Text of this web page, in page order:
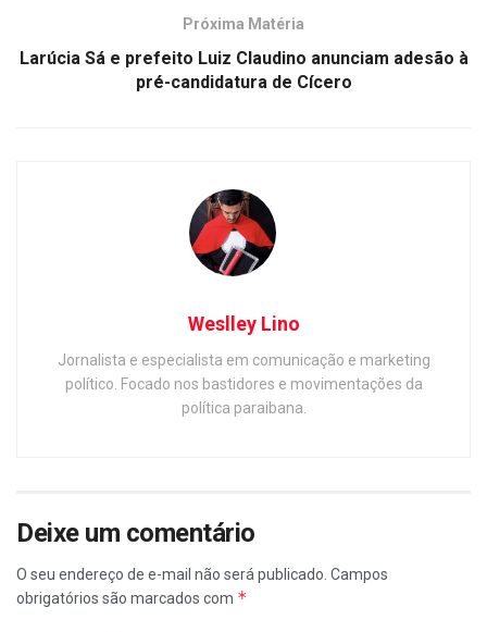
Próxima Matéria
Larúcia Sá e prefeito Luiz Claudino anunciam adesão à
pré-candidatura de Cícero
Weslley Lino
Jornalista e especialista em comunicação e marketing
político. Focado nos bastidores e movimentações da
política paraibana.
Deixe um comentário
O seu endereço de e-mail não será publicado. Campos
obrigatórios são marcados com *